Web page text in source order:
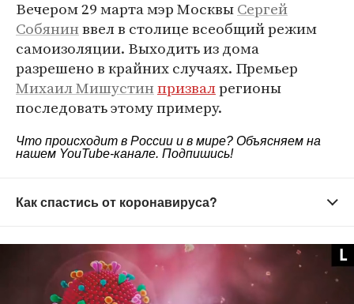
Вечером 29 марта мэр МосквыСергей
Собянинввел в столице всеобщий режим
самоизоляции. Выходить из дома
разрешено в крайних случаях. Премьер
Михаил Мишустинпризвалрегионы
последовать этому примеру.
Что происходит в России и в мире? Объясняем на
нашем YouTube-канале. Подпишись!
Как спастись от коронавируса?
Старайтесь не выходить из дома без
необходимости